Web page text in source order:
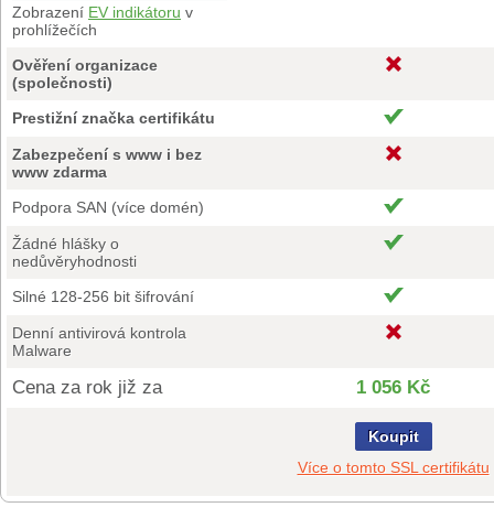
Zobrazení EV indikátoru v
prohlížečích
Ověření organizace
(společnosti)
Prestižní značka certifikátu
Zabezpečení s www i bez
www zdarma
Podpora SAN (více domén)
Žádné hlášky o
nedůvěryhodnosti
Silné 128-256 bit šifrování
Denní antivirová kontrola
Malware
Cena za rok již za 1 056 Kč
Koupit
Více o tomto SSL certifikátu